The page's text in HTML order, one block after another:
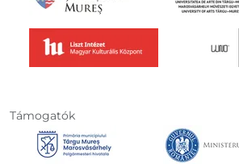
Támogatók